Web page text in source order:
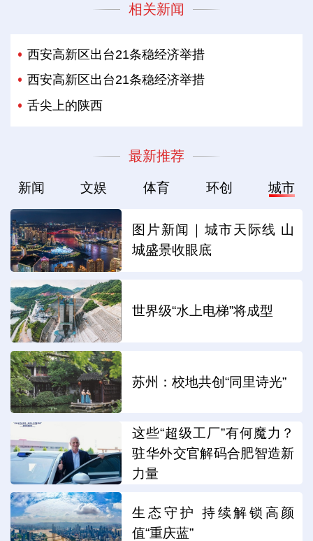
相关新闻
西安高新区出台21条稳经济举措
西安高新区出台21条稳经济举措
舌尖上的陕西
最新推荐
新闻 文娱 体育 环创 城市
图片新闻｜城市天际线 山
城盛景收眼底
世界级“水上电梯”将成型
苏州：校地共创“同里诗光”
这些“超级工厂”有何魔力？
驻华外交官解码合肥智造新
力量
生态守护 持续解锁高颜
值“重庆蓝”